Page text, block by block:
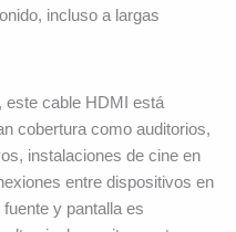
incluso a largas
, este cable HDMI está
cobertura como auditorios,
instalaciones de cine en
entre dispositivos en
y pantalla es